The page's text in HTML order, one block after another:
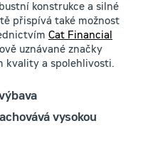
konstrukce a silné
přispívá také možnost
Cat Financial
uznávané značky
kvality a spolehlivosti.
vysokou